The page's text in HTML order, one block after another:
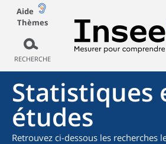
Aide
Thèmes
RECHERCHE
Statistiques
études
Retrouvez ci-dessous les recherches